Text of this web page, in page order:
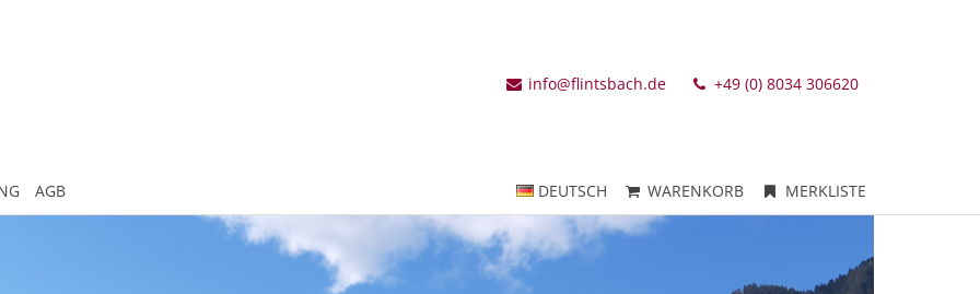
info@flintsbach.de +49 (0) 8034 306620
DEUTSCH WARENKORB MERKLISTE
AGB